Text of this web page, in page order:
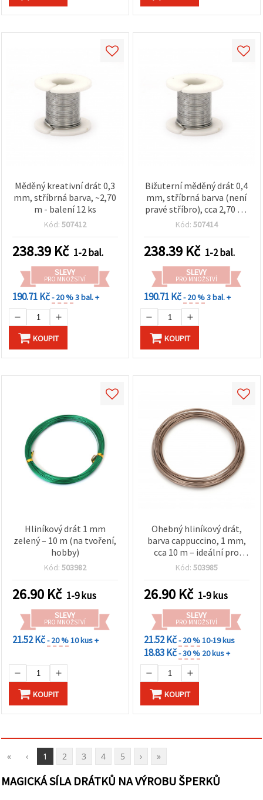
Měděný kreativní drát 0,3
mm, stříbrná barva, ~2,70
m - balení 12 ks
Kód: 507412
238.39 Kč 1-2 bal.
SLEVY
PRO MNOŽSTVÍ
190.71 Kč- 20 %3 bal. +
KOUPIT
Bižuterní měděný drát 0,4
mm, stříbrná barva (není
pravé stříbro), cca 2,70 m,
sada 12 ks – na výrobu
kreativní tvoření
Kód: 507414
238.39 Kč 1-2 bal.
SLEVY
PRO MNOŽSTVÍ
190.71 Kč- 20 %3 bal. +
KOUPIT
Hliníkový drát 1 mm
zelený – 10 m (na tvoření,
hobby)
Kód: 503982
26.90 Kč 1-9 kus
SLEVY
PRO MNOŽSTVÍ
21.52 Kč- 20 %10 kus +
KOUPIT
Ohebný hliníkový drát,
barva cappuccino, 1 mm,
cca 10 m – ideální pro
ručně vyráběné doplňky a
Kód: 503985
26.90 Kč 1-9 kus
SLEVY
PRO MNOŽSTVÍ
21.52 Kč- 20 %10-19 kus
18.83 Kč- 30 % 20 kus +
KOUPIT
« ‹ 1 2 3 4 5 › »
MAGICKÁ SÍLA DRÁTKŮ NA VÝROBU ŠPERKŮ